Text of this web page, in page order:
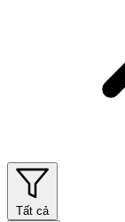
Tất cả